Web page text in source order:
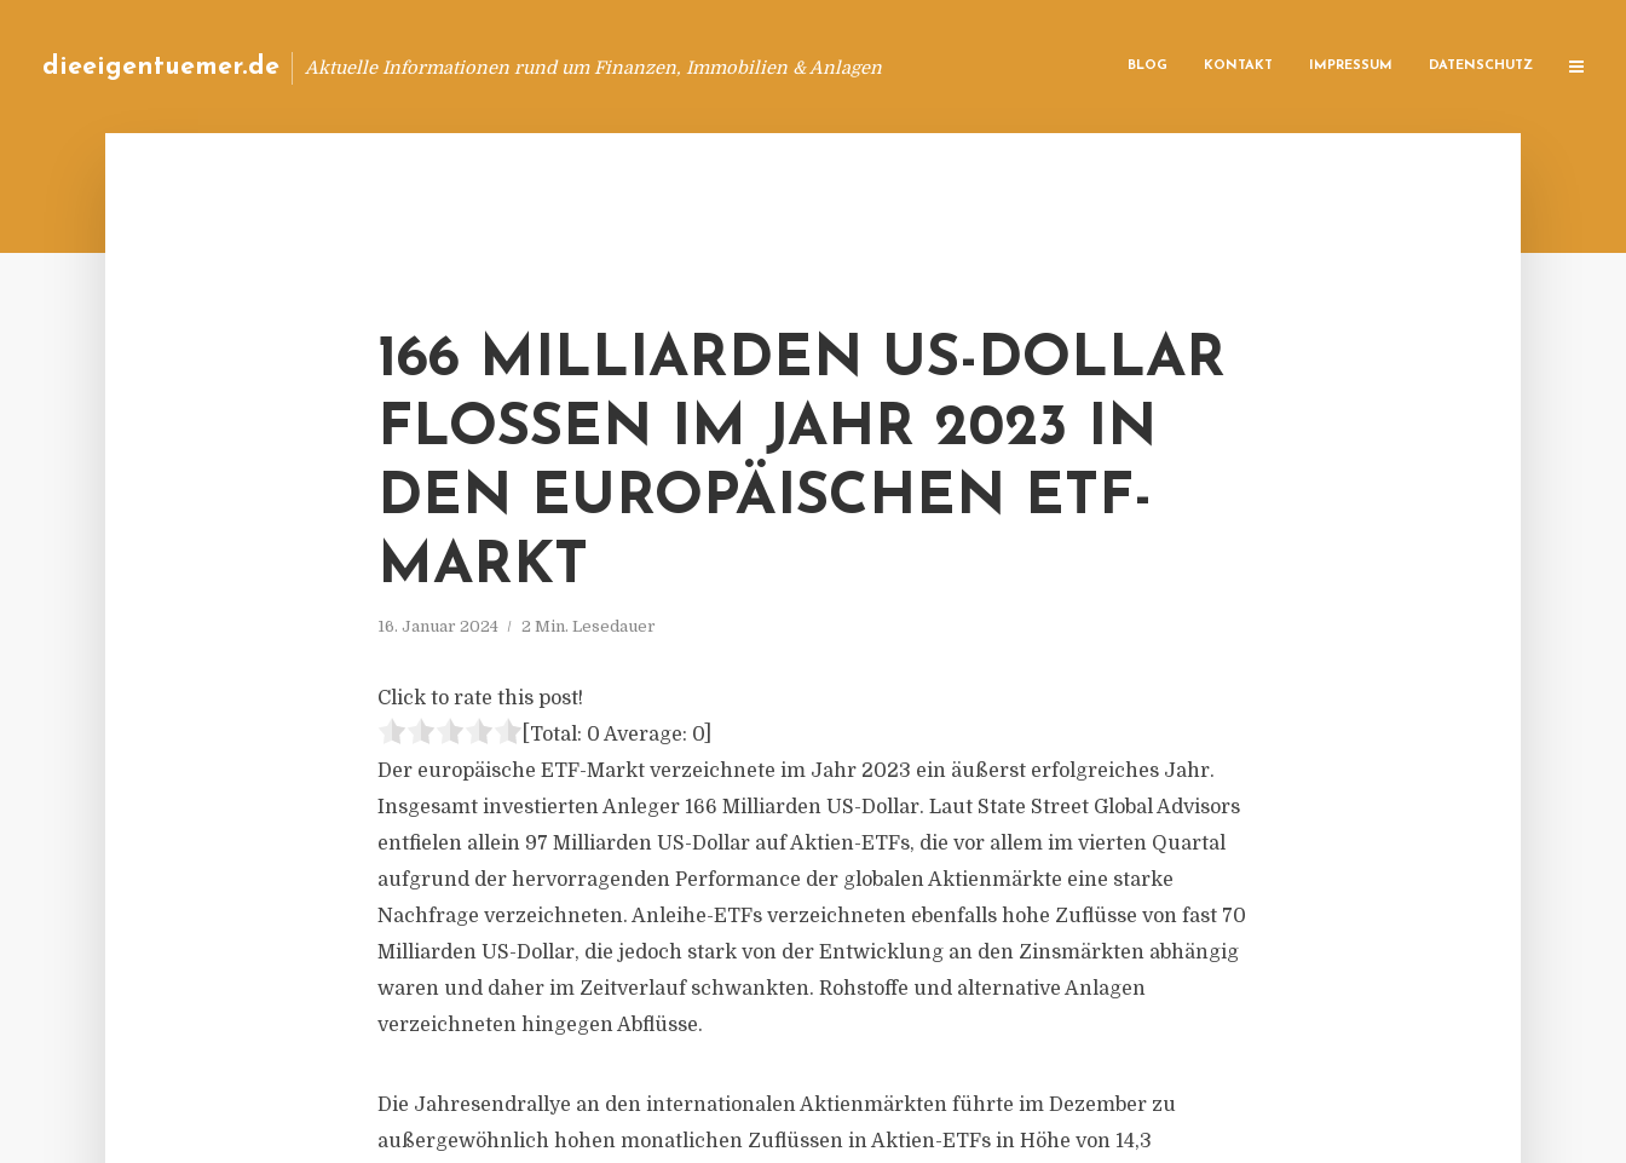
dieeigentuemer.de Aktuelle Informationen rund um Finanzen, Immobilien & Anlagen BLOG KONTAKT IMPRESSUM DATENSCHUTZ
166 MILLIARDEN US-DOLLAR
FLOSSEN IM JAHR 2023 IN
DEN EUROPÄISCHEN ETF-
MARKT
16. Januar 2024 2 Min. Lesedauer
Click to rate this post!
[Total: 0 Average: 0
Der europäische ETF-Markt verzeichnete im Jahr 2023 ein äußerst erfolgreiches Jahr.
Insgesamt investierten Anleger 166 Milliarden US-Dollar. Laut State Street Global Advisors
entfielen allein 97 Milliarden US-Dollar auf Aktien-ETFs, die vor allem im vierten Quartal
aufgrund der hervorragenden Performance der globalen Aktienmärkte eine starke
Nachfrage verzeichneten. Anleihe-ETFs verzeichneten ebenfalls hohe Zuflüsse von fast 70
Milliarden US-Dollar, die jedoch stark von der Entwicklung an den Zinsmärkten abhängig
waren und daher im Zeitverlauf schwankten. Rohstoffe und alternative Anlagen
verzeichneten hingegen Abflüsse.
Die Jahresendrallye an den internationalen Aktienmärkten führte im Dezember zu
außergewöhnlich hohen monatlichen Zuflüssen in Aktien-ETFs in Höhe von 14,3